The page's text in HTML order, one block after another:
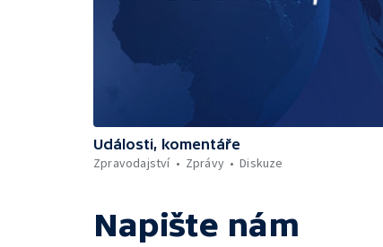
Události, komentáře
Zpravodajství
Zprávy Diskuze
Napište nám